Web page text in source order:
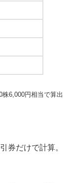
6,000円相当で算出
券だけで計算。